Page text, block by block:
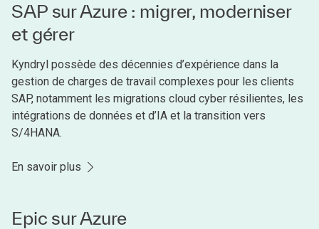
SAP sur Azure : migrer, moderniser
et gérer
Kyndryl possède des décennies d’expérience dans la
gestion de charges de travail complexes pour les clients
SAP, notamment les migrations cloud cyber résilientes, les
intégrations de données et d’IA et la transition vers
S/4HANA.
En savoir plus
Epic sur Azure